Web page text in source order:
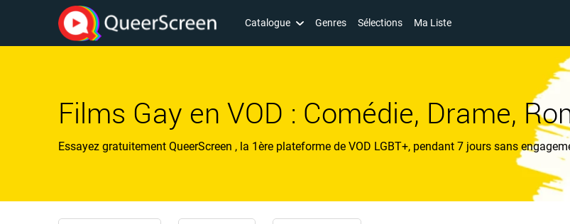
Catalogue Genres Sélections Ma Liste
Films Gay en VOD : Comédie, Drame,
Essayez gratuitement QueerScreen , la 1ère plateforme de VOD LGBT+, pendant 7 jours sans